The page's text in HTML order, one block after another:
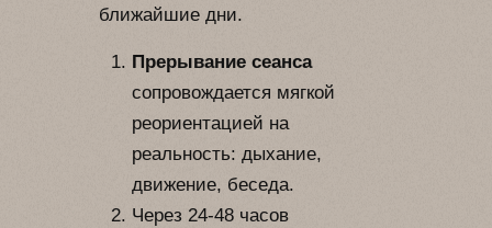
ближайшие дни.
Прерывание сеанса
сопровождается мягкой
реориентацией на
реальность: дыхание,
движение, беседа.
Через 24-48 часов